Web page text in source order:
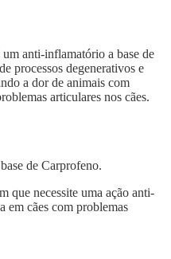
um anti-inflamatório a base de
processos degenerativos e
a dor de animais com
articulares nos cães.
de Carprofeno.
que necessite uma ação anti-
em cães com problemas